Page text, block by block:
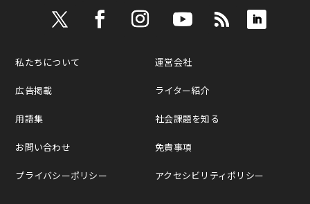
私たちについて
広告掲載
用語集
お問い合わせ
プライバシーポリシー
運営会社
ライター紹介
社会課題を知る
免責事項
アクセシビリティポリシー